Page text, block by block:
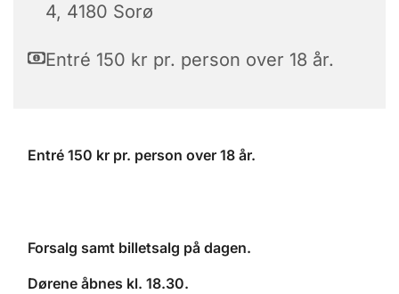
4, 4180 Sorø
Entré 150 kr pr. person over 18 år.
Entré 150 kr pr. person over 18 år.
Forsalg samt billetsalg på dagen.
Dørene åbnes kl. 18.30.